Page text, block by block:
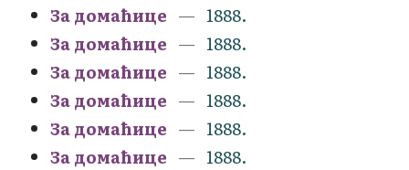
За домаћице
1888.
За домаћице
1888.
За домаћице
1888.
За домаћице
1888.
За домаћице
1888.
За домаћице
1888.